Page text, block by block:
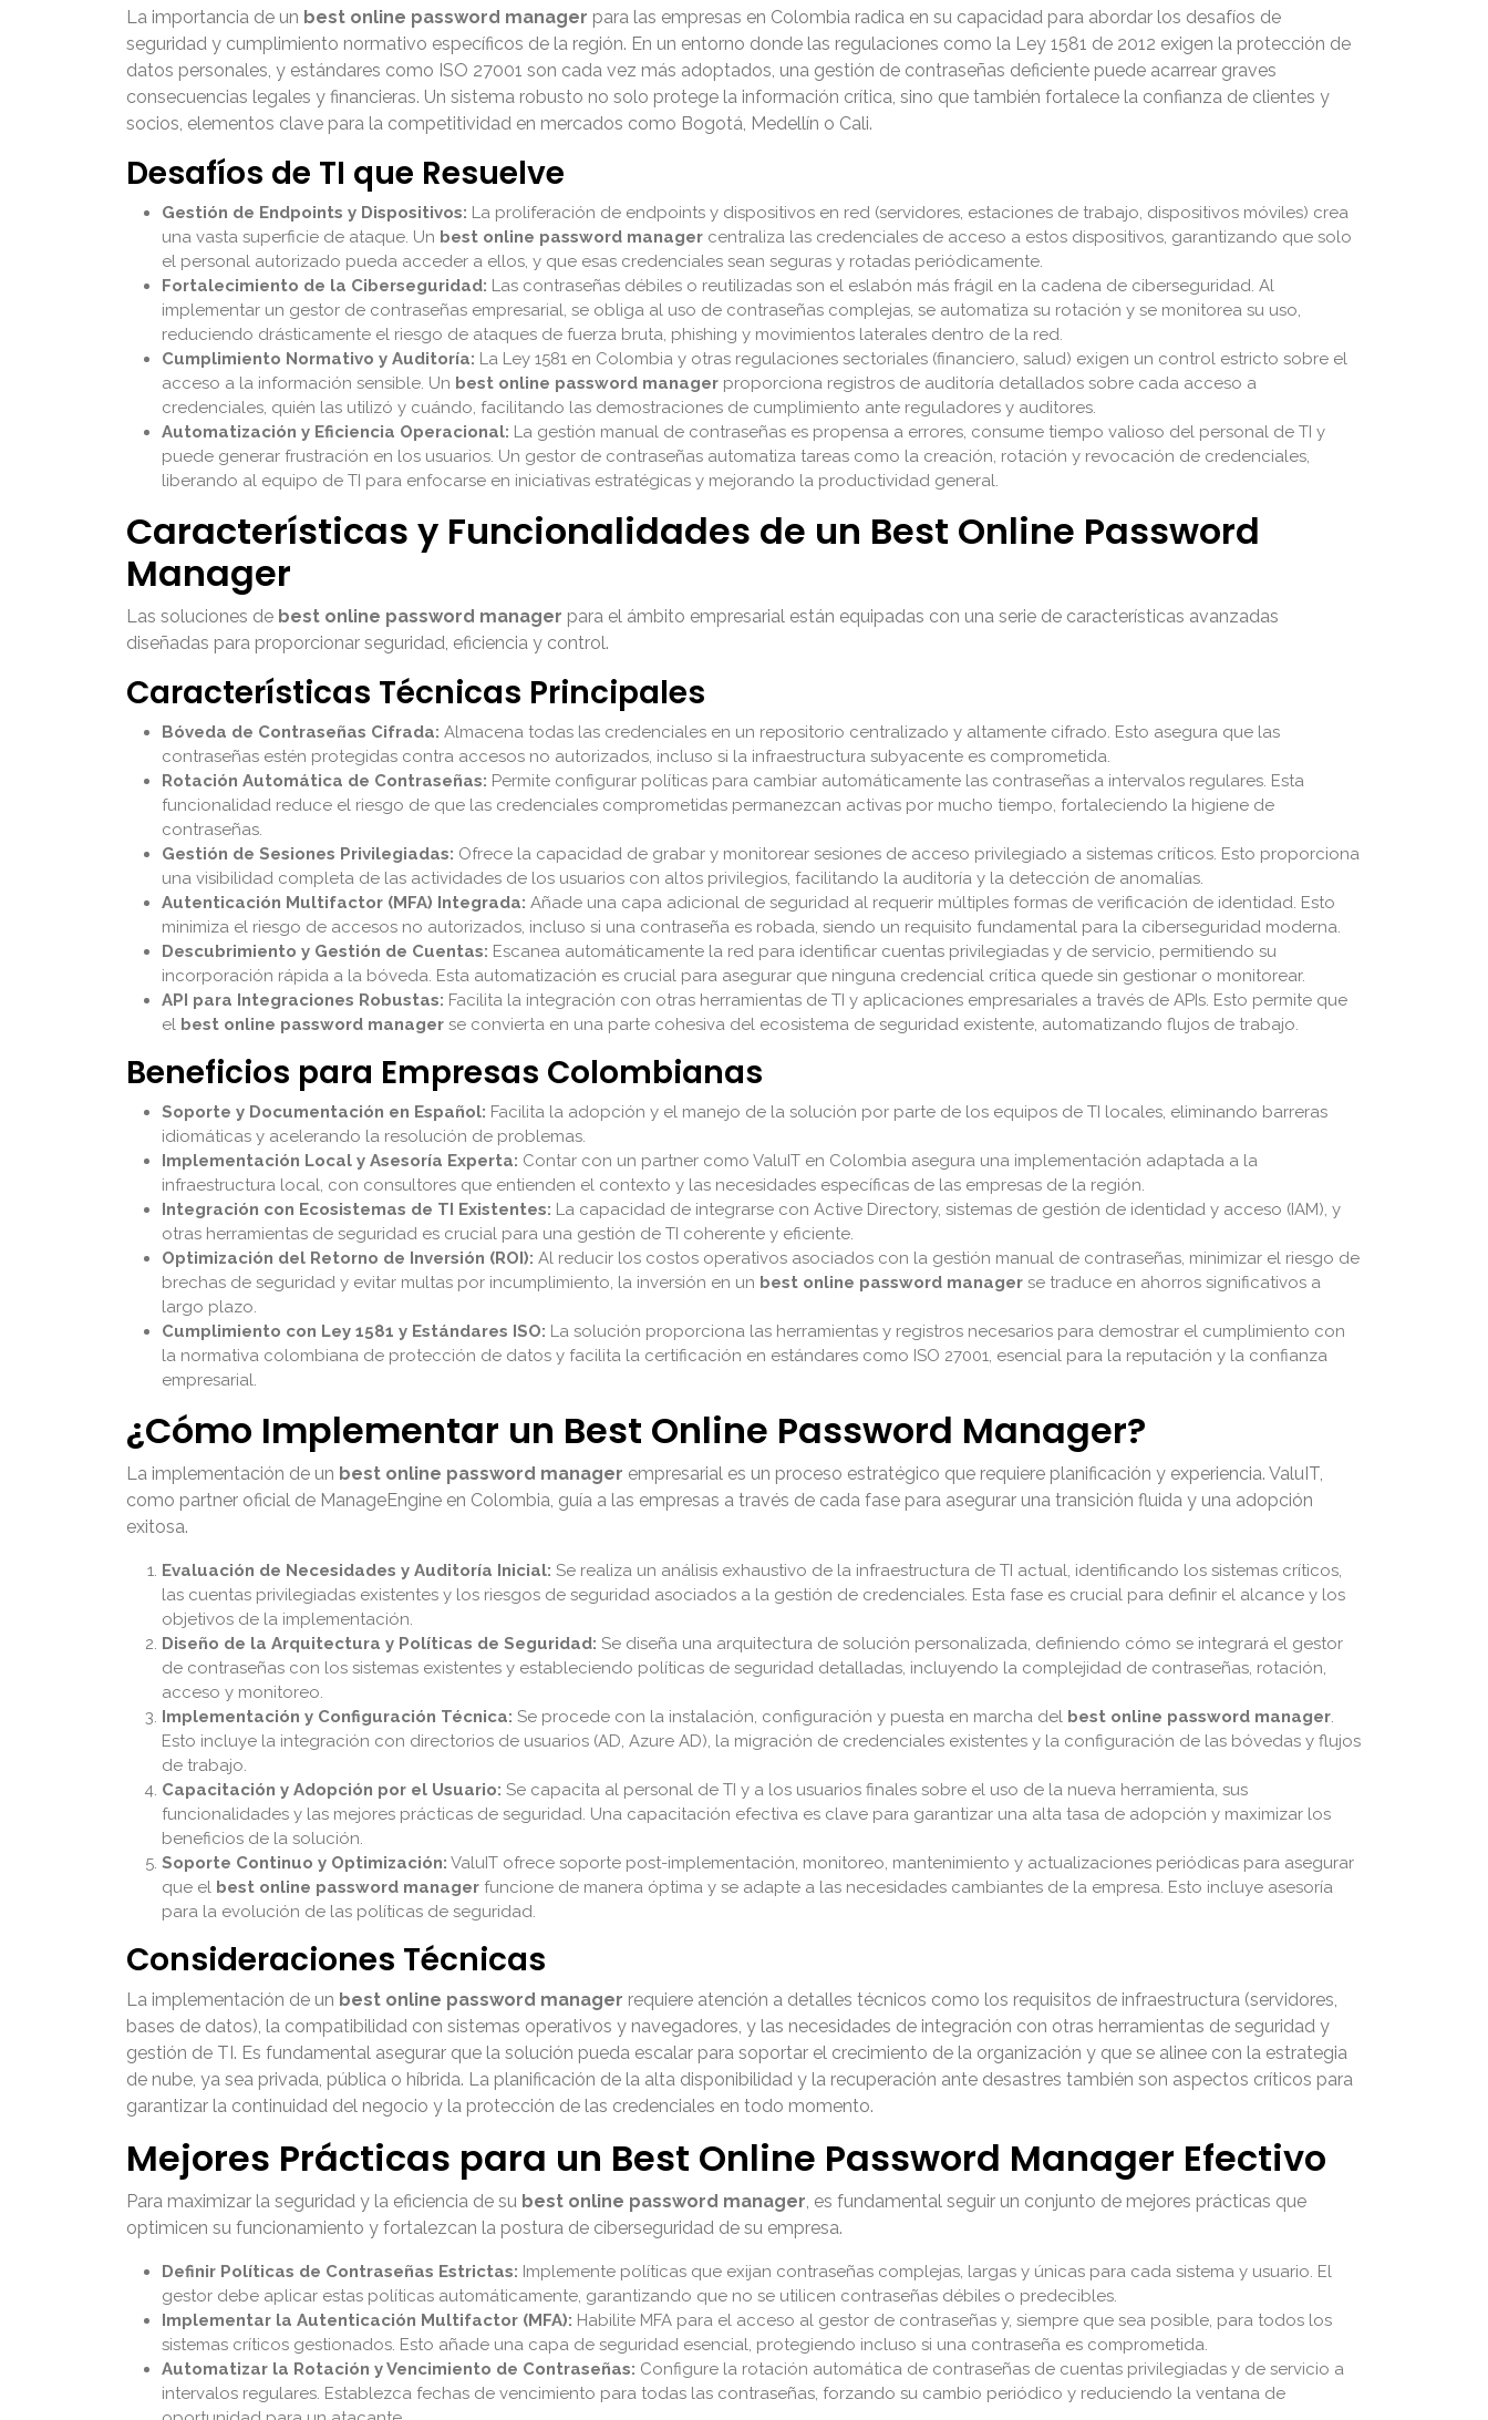
La importancia de un best online password manager para las empresas en Colombia radica en su capacidad para abordar los desafíos de
seguridad y cumplimiento normativo específicos de la región. En un entorno donde las regulaciones como la Ley 1581 de 2012 exigen la protección de
datos personales, y estándares como ISO 27001 son cada vez más adoptados, una gestión de contraseñas deficiente puede acarrear graves
consecuencias legales y financieras. Un sistema robusto no solo protege la información crítica, sino que también fortalece la confianza de clientes y
socios, elementos clave para la competitividad en mercados como Bogotá, Medellín o Cali.
Desafíos de TI que Resuelve
Gestión de Endpoints y Dispositivos: La proliferación de endpoints y dispositivos en red (servidores, estaciones de trabajo, dispositivos móviles) crea
una vasta superficie de ataque. Un best online password manager centraliza las credenciales de acceso a estos dispositivos, garantizando que solo
el personal autorizado pueda acceder a ellos, y que esas credenciales sean seguras y rotadas periódicamente.
Fortalecimiento de la Ciberseguridad: Las contraseñas débiles o reutilizadas son el eslabón más frágil en la cadena de ciberseguridad. Al
implementar un gestor de contraseñas empresarial, se obliga al uso de contraseñas complejas, se automatiza su rotación y se monitorea su uso,
reduciendo drásticamente el riesgo de ataques de fuerza bruta, phishing y movimientos laterales dentro de la red.
Cumplimiento Normativo y Auditoría: La Ley 1581 en Colombia y otras regulaciones sectoriales (financiero, salud) exigen un control estricto sobre el
acceso a la información sensible. Un best online password manager proporciona registros de auditoría detallados sobre cada acceso a
credenciales, quién las utilizó y cuándo, facilitando las demostraciones de cumplimiento ante reguladores y auditores.
Automatización y Eficiencia Operacional: La gestión manual de contraseñas es propensa a errores, consume tiempo valioso del personal de TI y
puede generar frustración en los usuarios. Un gestor de contraseñas automatiza tareas como la creación, rotación y revocación de credenciales,
liberando al equipo de TI para enfocarse en iniciativas estratégicas y mejorando la productividad general.
Características y Funcionalidades de un Best Online Password
Manager
Las soluciones de best online password manager para el ámbito empresarial están equipadas con una serie de características avanzadas
diseñadas para proporcionar seguridad, eficiencia y control.
Características Técnicas Principales
Bóveda de Contraseñas Cifrada: Almacena todas las credenciales en un repositorio centralizado y altamente cifrado. Esto asegura que las
contraseñas estén protegidas contra accesos no autorizados, incluso si la infraestructura subyacente es comprometida.
Rotación Automática de Contraseñas: Permite configurar políticas para cambiar automáticamente las contraseñas a intervalos regulares. Esta
funcionalidad reduce el riesgo de que las credenciales comprometidas permanezcan activas por mucho tiempo, fortaleciendo la higiene de
contraseñas.
Gestión de Sesiones Privilegiadas: Ofrece la capacidad de grabar y monitorear sesiones de acceso privilegiado a sistemas críticos. Esto proporciona
una visibilidad completa de las actividades de los usuarios con altos privilegios, facilitando la auditoría y la detección de anomalías.
Autenticación Multifactor (MFA) Integrada: Añade una capa adicional de seguridad al requerir múltiples formas de verificación de identidad. Esto
minimiza el riesgo de accesos no autorizados, incluso si una contraseña es robada, siendo un requisito fundamental para la ciberseguridad moderna.
Descubrimiento y Gestión de Cuentas: Escanea automáticamente la red para identificar cuentas privilegiadas y de servicio, permitiendo su
incorporación rápida a la bóveda. Esta automatización es crucial para asegurar que ninguna credencial crítica quede sin gestionar o monitorear.
API para Integraciones Robustas: Facilita la integración con otras herramientas de TI y aplicaciones empresariales a través de APIs. Esto permite que
el best online password manager se convierta en una parte cohesiva del ecosistema de seguridad existente, automatizando flujos de trabajo.
Beneficios para Empresas Colombianas
Soporte y Documentación en Español: Facilita la adopción y el manejo de la solución por parte de los equipos de TI locales, eliminando barreras
idiomáticas y acelerando la resolución de problemas.
Implementación Local y Asesoría Experta: Contar con un partner como ValuIT en Colombia asegura una implementación adaptada a la
infraestructura local, con consultores que entienden el contexto y las necesidades específicas de las empresas de la región.
Integración con Ecosistemas de TI Existentes: La capacidad de integrarse con Active Directory, sistemas de gestión de identidad y acceso (IAM), y
otras herramientas de seguridad es crucial para una gestión de TI coherente y eficiente.
Optimización del Retorno de Inversión (ROI): Al reducir los costos operativos asociados con la gestión manual de contraseñas, minimizar el riesgo de
brechas de seguridad y evitar multas por incumplimiento, la inversión en un best online password manager se traduce en ahorros significativos a
largo plazo.
Cumplimiento con Ley 1581 y Estándares ISO: La solución proporciona las herramientas y registros necesarios para demostrar el cumplimiento con
la normativa colombiana de protección de datos y facilita la certificación en estándares como ISO 27001, esencial para la reputación y la confianza
empresarial.
¿Cómo Implementar un Best Online Password Manager?
La implementación de un best online password manager empresarial es un proceso estratégico que requiere planificación y experiencia. ValuIT,
como partner oficial de ManageEngine en Colombia, guía a las empresas a través de cada fase para asegurar una transición fluida y una adopción
exitosa.
Evaluación de Necesidades y Auditoría Inicial: Se realiza un análisis exhaustivo de la infraestructura de TI actual, identificando los sistemas críticos,
las cuentas privilegiadas existentes y los riesgos de seguridad asociados a la gestión de credenciales. Esta fase es crucial para definir el alcance y los
objetivos de la implementación.
Diseño de la Arquitectura y Políticas de Seguridad: Se diseña una arquitectura de solución personalizada, definiendo cómo se integrará el gestor
de contraseñas con los sistemas existentes y estableciendo políticas de seguridad detalladas, incluyendo la complejidad de contraseñas, rotación,
acceso y monitoreo.
Implementación y Configuración Técnica: Se procede con la instalación, configuración y puesta en marcha del best online password manager.
Esto incluye la integración con directorios de usuarios (AD, Azure AD), la migración de credenciales existentes y la configuración de las bóvedas y flujos
de trabajo.
Capacitación y Adopción por el Usuario: Se capacita al personal de TI y a los usuarios finales sobre el uso de la nueva herramienta, sus
funcionalidades y las mejores prácticas de seguridad. Una capacitación efectiva es clave para garantizar una alta tasa de adopción y maximizar los
beneficios de la solución.
Soporte Continuo y Optimización: ValuIT ofrece soporte post-implementación, monitoreo, mantenimiento y actualizaciones periódicas para asegurar
que el best online password manager funcione de manera óptima y se adapte a las necesidades cambiantes de la empresa. Esto incluye asesoría
para la evolución de las políticas de seguridad.
Consideraciones Técnicas
La implementación de un best online password manager requiere atención a detalles técnicos como los requisitos de infraestructura (servidores,
bases de datos), la compatibilidad con sistemas operativos y navegadores, y las necesidades de integración con otras herramientas de seguridad y
gestión de TI. Es fundamental asegurar que la solución pueda escalar para soportar el crecimiento de la organización y que se alinee con la estrategia
de nube, ya sea privada, pública o híbrida. La planificación de la alta disponibilidad y la recuperación ante desastres también son aspectos críticos para
garantizar la continuidad del negocio y la protección de las credenciales en todo momento.
Mejores Prácticas para un Best Online Password Manager Efectivo
Para maximizar la seguridad y la eficiencia de su best online password manager, es fundamental seguir un conjunto de mejores prácticas que
optimicen su funcionamiento y fortalezcan la postura de ciberseguridad de su empresa.
Definir Políticas de Contraseñas Estrictas: Implemente políticas que exijan contraseñas complejas, largas y únicas para cada sistema y usuario. El
gestor debe aplicar estas políticas automáticamente, garantizando que no se utilicen contraseñas débiles o predecibles.
Implementar la Autenticación Multifactor (MFA): Habilite MFA para el acceso al gestor de contraseñas y, siempre que sea posible, para todos los
sistemas críticos gestionados. Esto añade una capa de seguridad esencial, protegiendo incluso si una contraseña es comprometida.
Automatizar la Rotación y Vencimiento de Contraseñas: Configure la rotación automática de contraseñas de cuentas privilegiadas y de servicio a
intervalos regulares. Establezca fechas de vencimiento para todas las contraseñas, forzando su cambio periódico y reduciendo la ventana de